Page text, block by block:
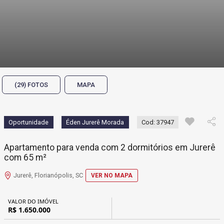
(29) FOTOS MAPA
Oportunidade Éden Jurerê Morada Cod: 37947
Apartamento para venda com 2 dormitórios em Jurerê
com 65 m²
Jurerê, Florianópolis, SC VER NO MAPA
VALOR DO IMÓVEL
R$ 1.650.000